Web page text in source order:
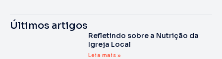
Últimos artigos
Refletindo sobre a Nutrição da
Igreja Local
Leia mais »